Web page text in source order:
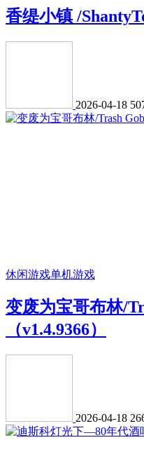
香缇小镇 /
2026-04-18
休闲游戏单机游戏
变废为宝哥布林/
（v1.4.9366）
2026-04-18